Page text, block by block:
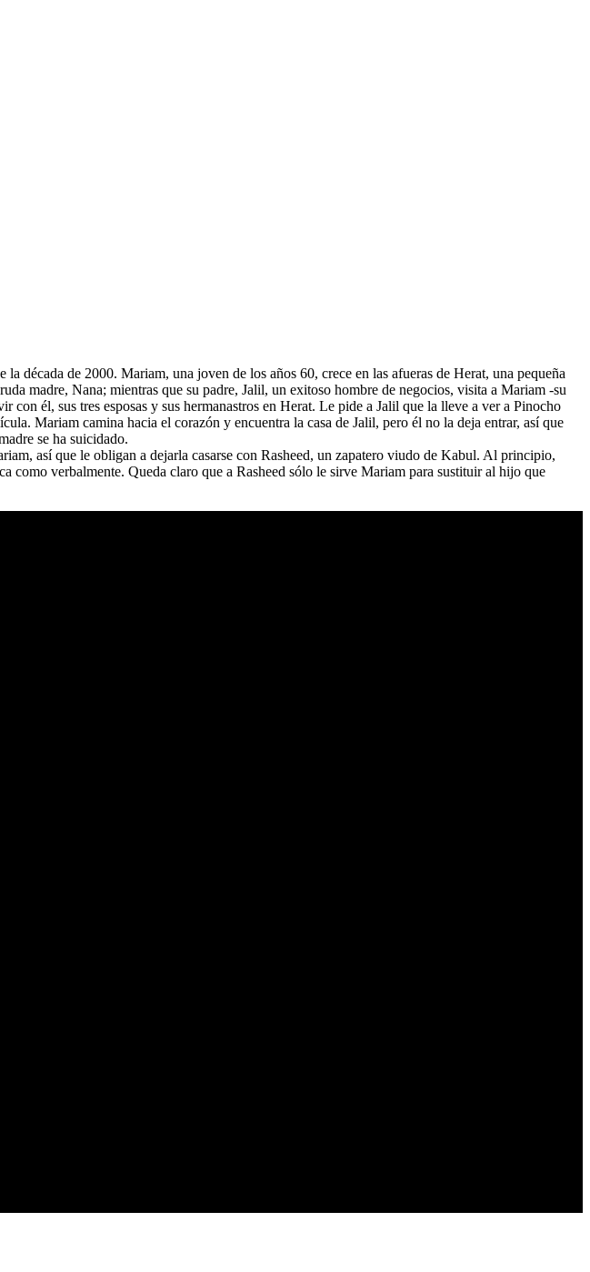
década de 2000. Mariam, una joven de los años 60, crece en las afueras de Herat, una pequeña
madre, Nana; mientras que su padre, Jalil, un exitoso hombre de negocios, visita a Mariam -su
él, sus tres esposas y sus hermanastros en Herat. Le pide a Jalil que la lleve a ver a Pinocho
Mariam camina hacia el corazón y encuentra la casa de Jalil, pero él no la deja entrar, así que
se ha suicidado.
así que le obligan a dejarla casarse con Rasheed, un zapatero viudo de Kabul. Al principio,
como verbalmente. Queda claro que a Rasheed sólo le sirve Mariam para sustituir al hijo que